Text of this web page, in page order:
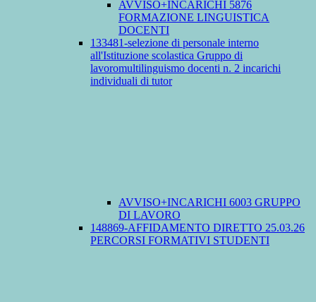
AVVISO+INCARICHI 5876
FORMAZIONE LINGUISTICA
DOCENTI
133481-selezione di personale interno
all'Istituzione scolastica Gruppo di
lavoromultilinguismo docenti n. 2 incarichi
individuali di tutor
AVVISO+INCARICHI 6003 GRUPPO
DI LAVORO
148869-AFFIDAMENTO DIRETTO 25.03.26
PERCORSI FORMATIVI STUDENTI